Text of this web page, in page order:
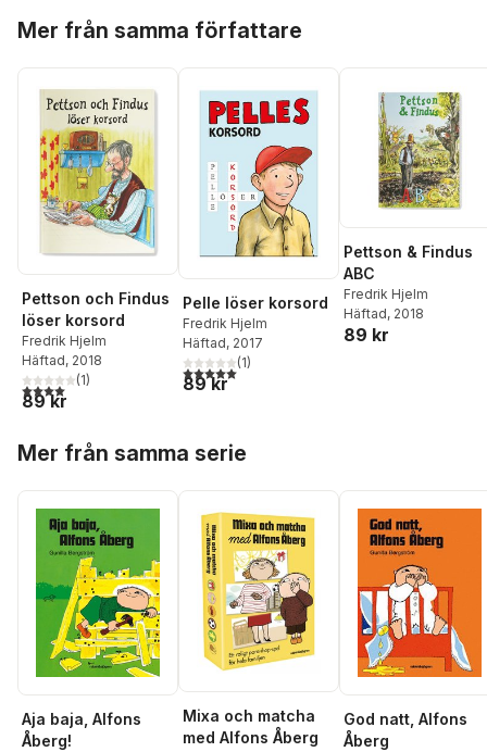
Mer från samma författare
Pettson och Findus
löser korsord
Fredrik Hjelm
Häftad, 2018
4,0utav 5 stjärnor. Totalt antal röster:
(1)
89 kr
Pelle löser korsord
Fredrik Hjelm
Häftad, 2017
5,0utav 5 stjärnor. Totalt antal röster:
(1)
89 kr
Pettson & Findus
ABC
Fredrik Hjelm
Häftad, 2018
89 kr
Mer från samma serie
Aja baja, Alfons
Åberg!
Mixa och matcha
med Alfons Åberg
God natt, Alfons
Åberg